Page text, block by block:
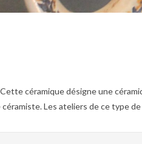
céramique désigne une
Les ateliers de ce type